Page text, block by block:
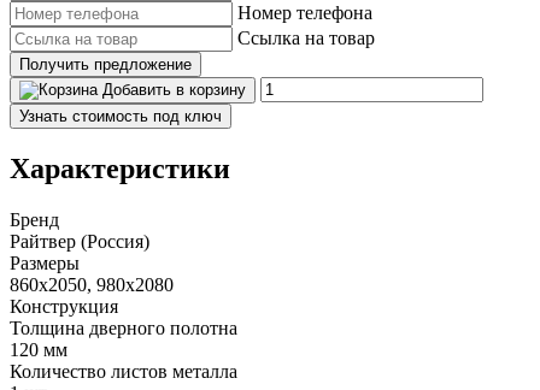
Номер телефона
Ссылка на товар
Получить предложение
Добавить в корзину
Узнать стоимость под ключ
Характеристики
Бренд
Райтвер (Россия)
Размеры
860x2050, 980x2080
Конструкция
Толщина дверного полотна
120 мм
Количество листов металла